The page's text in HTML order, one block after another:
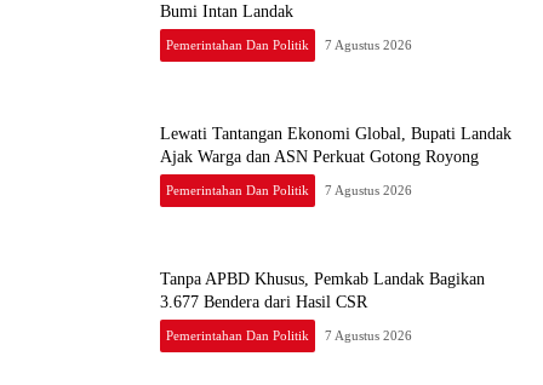
Bumi Intan Landak
Pemerintahan Dan Politik 7 Agustus 2026
Lewati Tantangan Ekonomi Global, Bupati Landak
Ajak Warga dan ASN Perkuat Gotong Royong
Pemerintahan Dan Politik 7 Agustus 2026
Tanpa APBD Khusus, Pemkab Landak Bagikan
3.677 Bendera dari Hasil CSR
Pemerintahan Dan Politik 7 Agustus 2026